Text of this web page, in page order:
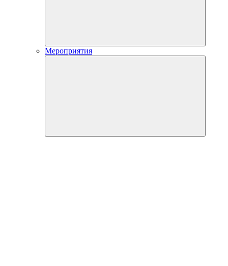
Мероприятия